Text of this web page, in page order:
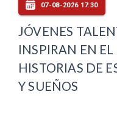
07-08-2026 17:30
JÓVENES
INSPIRAN EN
HISTORIAS DE
Y SUEÑOS